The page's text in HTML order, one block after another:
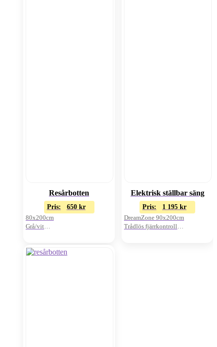
Resårbotten
Pris: 650 kr
80x200cm
Grå/vit
Elektrisk ställbar säng
Pris: 1 195 kr
DreamZone 90x200cm
Trådlös fjärrkontroll